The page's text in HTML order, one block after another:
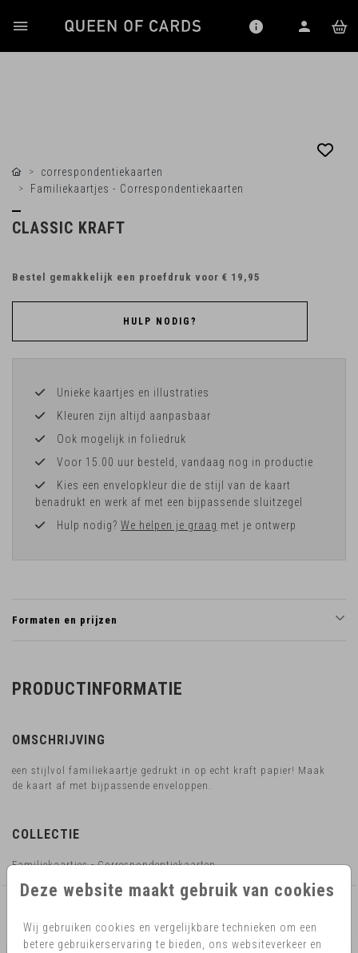
Deze website maakt gebruik van cookies
Wij gebruiken cookies en vergelijkbare technieken om een
betere gebruikerservaring te bieden, ons websiteverkeer en
correspondentiekaarten
Familiekaartjes - Correspondentiekaarten
CLASSIC KRAFT
Bestel gemakkelijk een proefdruk voor € 19,95
HULP NODIG?
Unieke kaartjes en illustraties
Kleuren zijn altijd aanpasbaar
Ook mogelijk in foliedruk
Voor 15.00 uur besteld, vandaag nog in productie
Kies een envelopkleur die de stijl van de kaart
benadrukt en werk af met een bijpassende sluitzegel
Hulp nodig? We helpen je graag met je ontwerp
Formaten en prijzen
PRODUCTINFORMATIE
OMSCHRIJVING
een stijlvol familiekaartje gedrukt in op echt kraft papier! Maak
de kaart af met bijpassende enveloppen.
COLLECTIE
Familiekaartjes - Correspondentiekaarten
AANBEVOLEN